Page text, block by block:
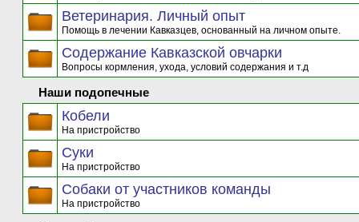
Ветеринария. Личный опыт
Помощь в лечении Кавказцев, основанный на личном опыте.
Содержание Кавказской овчарки
Вопросы кормления, ухода, условий содержания и т.д
Наши подопечные
Кобели
На пристройство
Суки
На пристройство
Собаки от участников команды
На пристройство